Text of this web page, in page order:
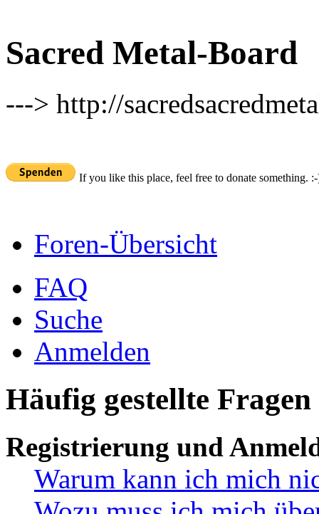
Sacred Metal-Board
---> http://
If you like this place, feel free to donate something.
Foren-Übersicht
FAQ
Suche
Anmelden
Häufig gestellte Fragen
Registrierung und
Warum kann ich mich